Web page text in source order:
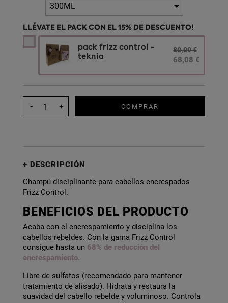
LLÉVATE EL PACK CON EL 15% DE DESCUENTO!
pack frizz control -
teknia
80,09 €
68,08 €
COMPRAR
DESCRIPCIÓN
Champú disciplinante para cabellos encrespados
Frizz Control.
BENEFICIOS DEL PRODUCTO
Acaba con el encrespamiento y disciplina los
cabellos rebeldes. Con la gama Frizz Control
consigue hasta un 68% de reducción del
encrespamiento.
Libre de sulfatos (recomendado para mantener
tratamiento de alisado). Hidrata y restaura la
suavidad del cabello rebelde y voluminoso. Controla